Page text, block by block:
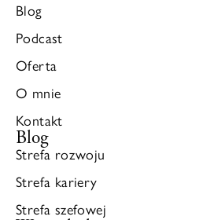
Blog
Podcast
Oferta
O mnie
Kontakt
Blog
Strefa rozwoju
Strefa kariery
Strefa szefowej